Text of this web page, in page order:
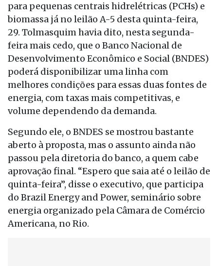
para pequenas centrais hidrelétricas (PCHs) e
biomassa já no leilão A-5 desta quinta-feira,
29. Tolmasquim havia dito, nesta segunda-
feira mais cedo, que o Banco Nacional de
Desenvolvimento Econômico e Social (BNDES)
poderá disponibilizar uma linha com
melhores condições para essas duas fontes de
energia, com taxas mais competitivas, e
volume dependendo da demanda.
Segundo ele, o BNDES se mostrou bastante
aberto à proposta, mas o assunto ainda não
passou pela diretoria do banco, a quem cabe
aprovação final. “Espero que saia até o leilão de
quinta-feira”, disse o executivo, que participa
do Brazil Energy and Power, seminário sobre
energia organizado pela Câmara de Comércio
Americana, no Rio.